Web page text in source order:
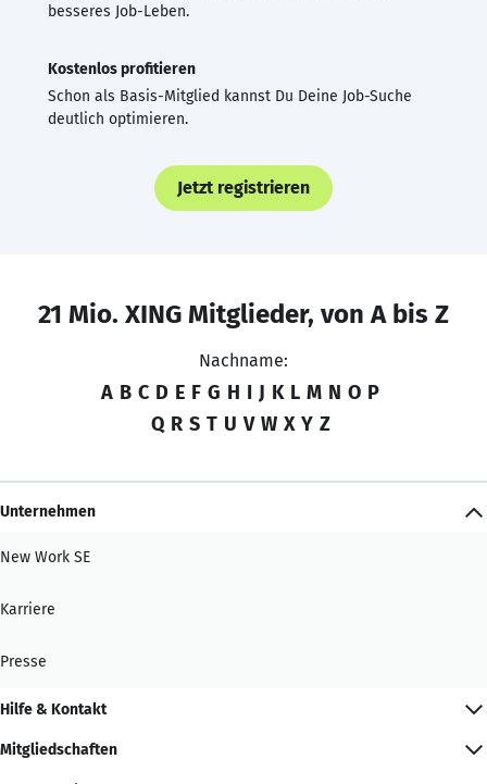
besseres Job-Leben.
Kostenlos profitieren
Schon als Basis-Mitglied kannst Du Deine Job-Suche
deutlich optimieren.
Jetzt registrieren
21 Mio. XING Mitglieder, von A bis Z
Nachname:
A B C D E F G H I J K L M N O P
Q R S T U V W X Y Z
Unternehmen
New Work SE
Karriere
Presse
Hilfe & Kontakt
Mitgliedschaften